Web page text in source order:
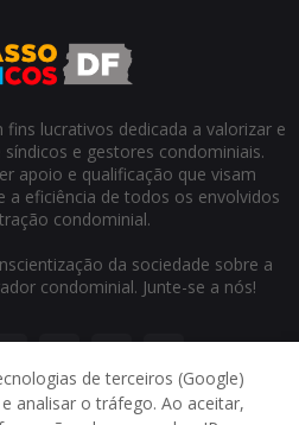
lucrativos dedicada a valorizar e
e gestores condominiais.
apoio e qualificação que visam
a eficiência de todos os envolvidos
condominial.
da sociedade sobre a
condominial. Junte-se a nós!
de terceiros (Google)
analisar o tráfego. Ao aceitar,